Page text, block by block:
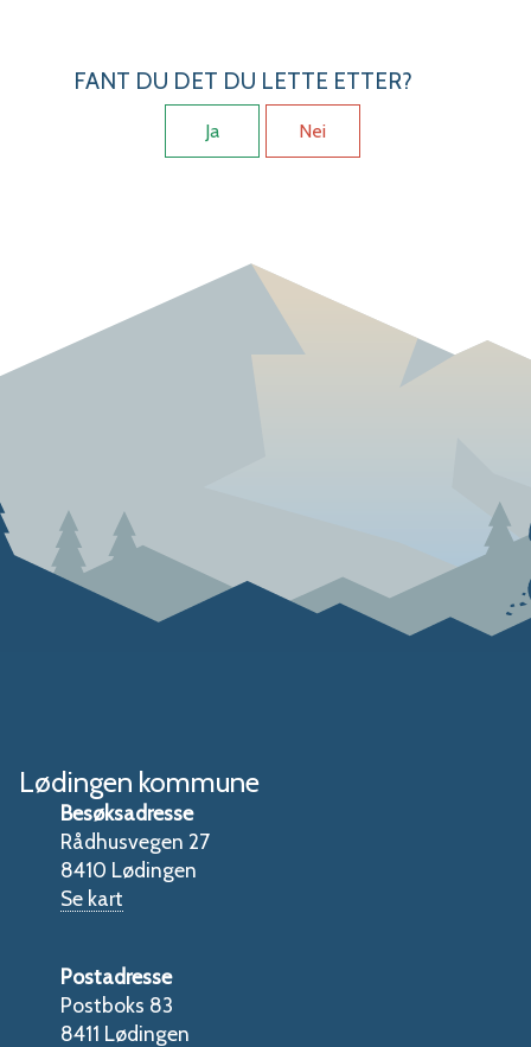
FANT DU DET DU LETTE ETTER?
Ja Nei
Lødingen kommune
Besøksadresse
Rådhusvegen 27
8410 Lødingen
Se kart
Postadresse
Postboks 83
8411 Lødingen